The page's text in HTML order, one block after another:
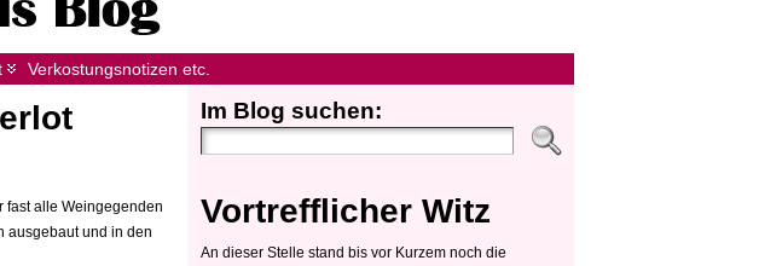
Verkostungsnotizen etc.
fast alle Weingegenden
ausgebaut und in den
Im Blog suchen:
Vortrefflicher Witz
An dieser Stelle stand bis vor Kurzem noch die